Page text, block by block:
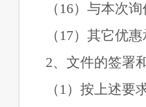
（ 16）与本次
（ 17）其它优
2、文件的签署
（ 1）按上述要